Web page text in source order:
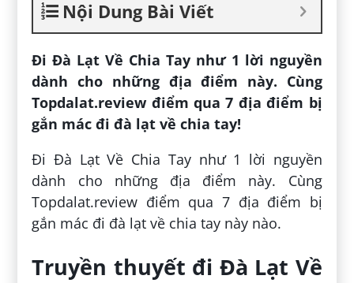
Nội Dung Bài Viết
Đi Đà Lạt Về Chia Tay như 1 lời nguyền
dành cho những địa điểm này. Cùng
Topdalat.review điểm qua 7 địa điểm bị
gắn mác đi đà lạt về chia tay!
Đi Đà Lạt Về Chia Tay như 1 lời nguyền
dành cho những địa điểm này. Cùng
Topdalat.review điểm qua 7 địa điểm bị
gắn mác đi đà lạt về chia tay này nào.
Truyền thuyết đi Đà Lạt Về